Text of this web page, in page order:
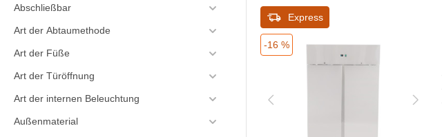
635
637
Abschließbar
Art der Abtaumethode
Art der Füße
Art der Türöffnung
Art der internen Beleuchtung
Außenmaterial
-16 %
Express